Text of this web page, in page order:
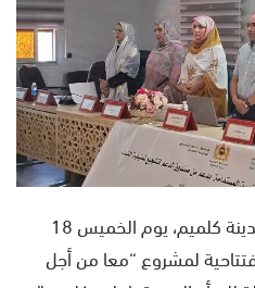
احتضن مقر الغرفة الفلاحية بمدينة كلميم، يوم الخميس 18
الافتتاحية لمشروع “معا من أجل